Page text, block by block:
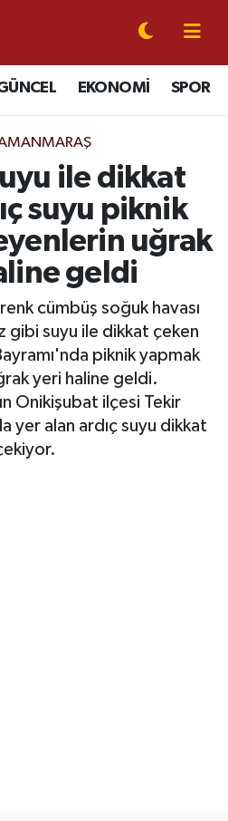
EKONOMİ SPOR
ile dikkat
suyu piknik
uğrak
geldi
cümbüş soğuk havası
gibi suyu ile dikkat çeken
piknik yapmak
yeri haline geldi.
Onikişubat ilçesi Tekir
yer alan ardıç suyu dikkat
Eczaneler
Durumu
Vakitleri
Yoğunluk Haritası
ve Fikstür